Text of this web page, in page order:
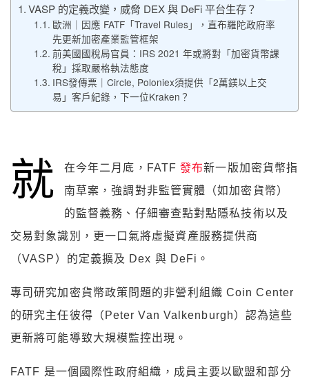
VASP 的定義改變，威脅 DEX 與 DeFi 平台生存？
歐洲｜因應 FATF「Travel Rules」，直布羅陀政府率
先更新加密產業監管框架
前美國國稅局官員：IRS 2021 年或將對「加密貨幣課
稅」採取嚴格執法態度
IRS發傳票｜Circle, Poloniex須提供「2萬鎂以上交
易」客戶紀錄，下一位Kraken？
就 在今年二月底，FATF發布新一版加密貨幣指
南草案，強調對非監管實體（如加密貨幣）
的監督義務、仔細審查點對點隱私技術以及
交易對象識別，更一口氣將虛擬資產服務提供商
（VASP）的定義擴及 Dex 與 DeFi。
專司研究加密貨幣政策問題的非營利組織 Coin Center
的研究主任彼得（Peter Van Valkenburgh）認為這些
更新將可能導致大規模監控出現。
FATF 是一個國際性政府組織，成員主要以歐盟和部分